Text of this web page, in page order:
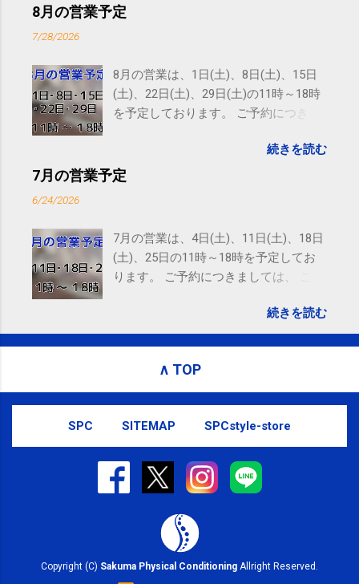
ンディショニング(@SPCstyle) - Twilog To stop
Email delivery powered by Google Google Inc., 1600
Amphitheatre Parkway, Mountain View, CA 94043,
United States
8月の営業予定
7/28/2026
8月の営業は、1日(土)、8日(土)、15日
(土)、22日(土)、29日(土)の11時～18時
を予定しております。 ご予約につきま
す。 電話に出られないことがあります
ので、ご予約、お問い合わせは
続きを読む
7月の営業予定
6/24/2026
7月の営業は、4日(土)、11日(土)、18日
(土)、25日の11時～18時を予定してお
ります。 ご予約につきましては、 こち
れないことがありますので、ご予約、
お問い合わせはSMS（ショートメッセ
続きを読む
∧ TOP
SPC SITEMAP SPCstyle-store
Copyright (C) Sakuma Physical Conditioning Allright Reserved.